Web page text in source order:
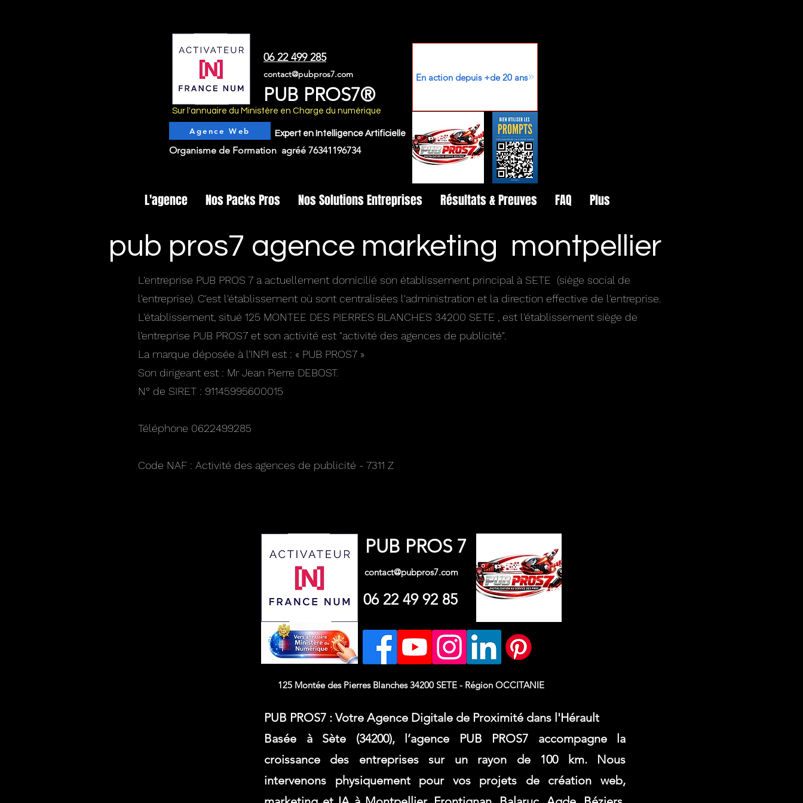
06 22 499 285
contact@pubpros7.com
PUB PROS7®
En action depuis +de 20 ans
Agence Web
Organisme de Formation agréé 76341196734
Expert en Intelligence Artificielle
Sur l'annuaire du Ministère en Charge du numérique
L'agence Nos Packs Pros Nos Solutions Entreprises Résultats & Preuves FAQ Plus
pub pros7 agence marketing montpellier
L'entreprise PUB PROS 7 a actuellement domicilié son établissement principal à SETE (siège social de
l'entreprise). C'est l'établissement où sont centralisées l'administration et la direction effective de l'entreprise.
L'établissement, situé 125 MONTEE DES PIERRES BLANCHES 34200 SETE , est l'établissement siège de
l’entreprise PUB PROS7 et son activité est "activité des agences de publicité".
La marque déposée à l’INPI est : « PUB PROS7 »
Son dirigeant est : Mr Jean Pierre DEBOST.
N° de SIRET : 91145995600015
Téléphone 0622499285
Code NAF : Activité des agences de publicité - 7311 Z
PUB PROS 7
contact@pubpros7.com
06 22 49 92 85
125 Montée des Pierres Blanches 34200 SETE - Région OCCITANIE
PUB PROS7 : Votre Agence Digitale de Proximité dans l'Hérault
Basée à Sète (34200), l’agence PUB PROS7 accompagne la
croissance des entreprises sur un rayon de 100 km. Nous
intervenons physiquement pour vos projets de création web,